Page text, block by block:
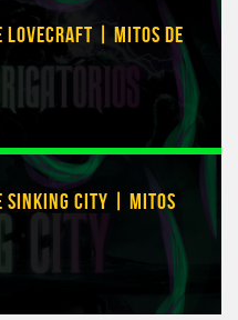
LOVECRAFT | MITOS DE
SINKING CITY | MITOS